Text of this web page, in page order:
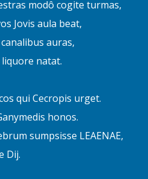
modô cogite turmas,
Jovis aula beat,
auras,
natat.
qui Cecropis urget.
honos.
sumpsisse LEAENAE,
Dij.